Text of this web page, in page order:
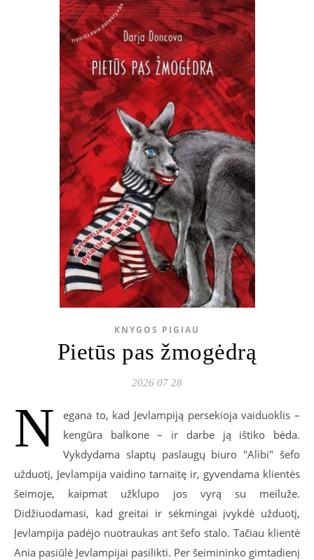
KNYGOS PIGIAU
Pietūs pas žmogėdrą
2026 07 28
N
egana to, kad Jevlampiją persekioja vaiduoklis –
kengūra balkone – ir darbe ją ištiko bėda.
Vykdydama slaptų paslaugų biuro "Alibi" šefo
užduotį, Jevlampija vaidino tarnaitę ir, gyvendama klientės
šeimoje, kaipmat užklupo jos vyrą su meiluže.
Didžiuodamasi, kad greitai ir sėkmingai įvykdė užduotį,
Jevlampija padėjo nuotraukas ant šefo stalo. Tačiau klientė
Ania pasiūlė Jevlampijai pasilikti. Per šeimininko gimtadienį